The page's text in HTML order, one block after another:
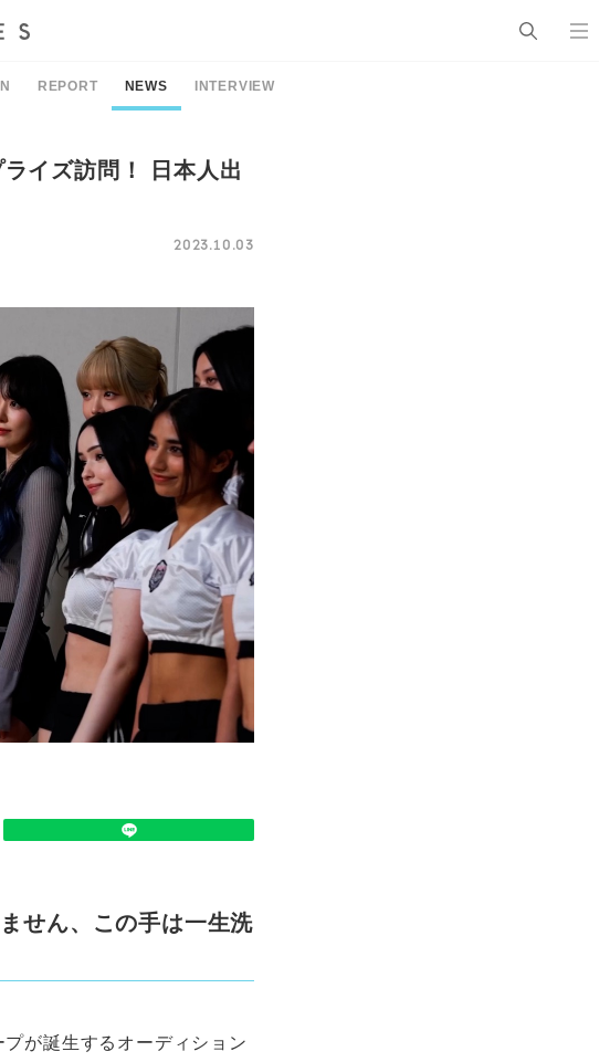
REPORT NEWS INTERVIEW
イズ訪問！ 日本人出
2023.10.03
せん、この手は一生洗
が誕生するオーディション